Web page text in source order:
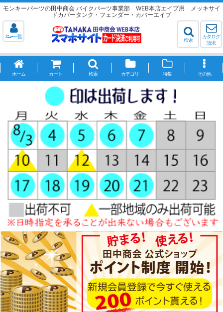
モンキーパーツの田中商会 バイクパーツ事業部 WEB本店エイプ用 メッキサイ
ドカバータンク・フェンダー・カバーエイプ
ﾒﾆｭｰ一覧
検索
カタログ
請求
ホーム カート 検索 カテゴリ 特集 その他